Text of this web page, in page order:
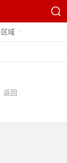
区域
返回